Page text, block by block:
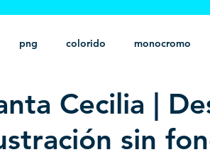
png colorido monocromo
paquetes infantil sin
Cecilia |
sin